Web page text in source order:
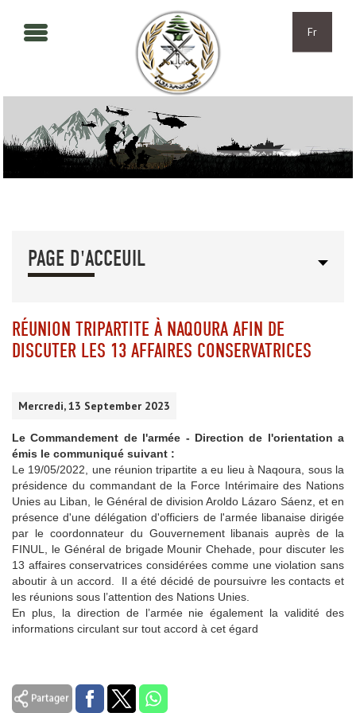
Fr
PAGE D'ACCEUIL
RÉUNION TRIPARTITE À NAQOURA AFIN DE
DISCUTER LES 13 AFFAIRES CONSERVATRICES
Mercredi, 13 September 2023
Le Commandement de l'armée - Direction de l'orientation a
émis le communiqué suivant :
Le 19/05/2022, une réunion tripartite a eu lieu à Naqoura, sous la
présidence du commandant de la Force Intérimaire des Nations
Unies au Liban, le Général de division Aroldo Lázaro Sáenz, et en
présence d'une délégation d'officiers de l'armée libanaise dirigée
par le coordonnateur du Gouvernement libanais auprès de la
FINUL, le Général de brigade Mounir Chehade, pour discuter les
13 affaires conservatrices considérées comme une violation sans
aboutir à un accord. Il a été décidé de poursuivre les contacts et
les réunions sous l’attention des Nations Unies.
En plus, la direction de l’armée nie également la validité des
informations circulant sur tout accord à cet égard